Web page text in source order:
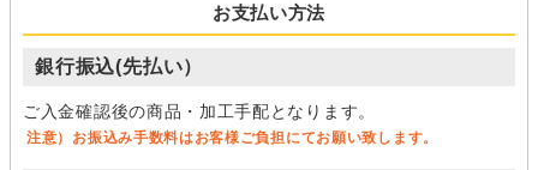
お支払い方法
銀行振込(先払い）
ご入金確認後の商品・加工手配となります。
注意）お振込み手数料はお客様ご負担にてお願い致します。